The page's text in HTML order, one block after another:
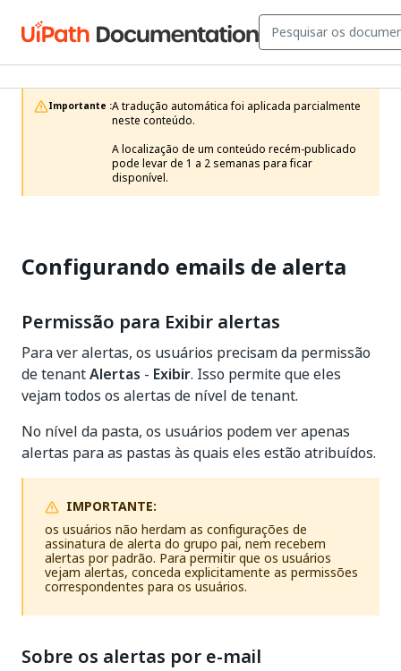
Importante :A tradução automática foi aplicada parcialmente
neste conteúdo.
A localização de um conteúdo recém-publicado
pode levar de 1 a 2 semanas para ficar
disponível.
Configurando emails de alerta
Permissão para Exibir alertas
Para ver alertas, os usuários precisam da permissão
de tenantAlertas - Exibir. Isso permite que eles
vejam todos os alertas de nível de tenant.
No nível da pasta, os usuários podem ver apenas
alertas para as pastas às quais eles estão atribuídos.
IMPORTANTE:
os usuários não herdam as configurações de
assinatura de alerta do grupo pai, nem recebem
alertas por padrão. Para permitir que os usuários
vejam alertas, conceda explicitamente as permissões
correspondentes para os usuários.
Sobre os alertas por e-mail